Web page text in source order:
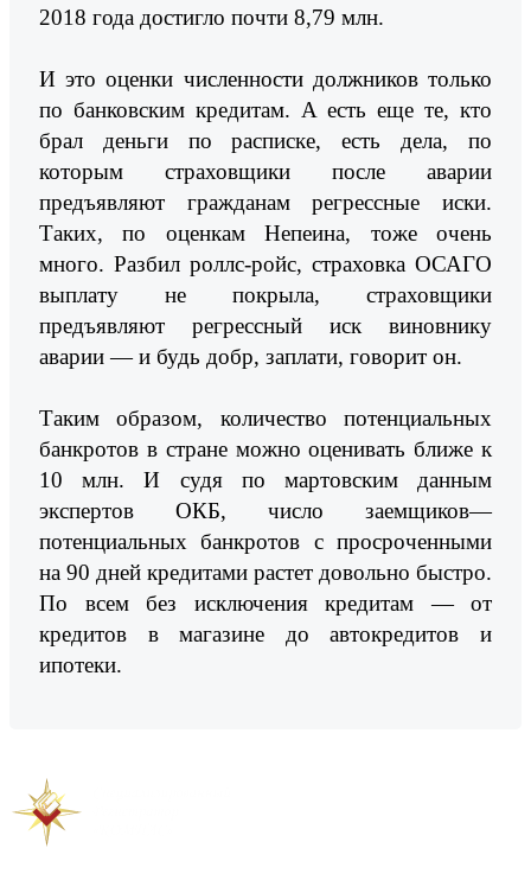
2018 года достигло почти 8,79 млн.
И это оценки численности должников только
по банковским кредитам. А есть еще те, кто
брал деньги по расписке, есть дела, по
которым страховщики после аварии
предъявляют гражданам регрессные иски.
Таких, по оценкам Непеина, тоже очень
много. Разбил роллс-ройс, страховка ОСАГО
выплату не покрыла, страховщики
предъявляют регрессный иск виновнику
аварии — и будь добр, заплати, говорит он.
Таким образом, количество потенциальных
банкротов в стране можно оценивать ближе к
10 млн. И судя по мартовским данным
экспертов ОКБ, число заемщиков—
потенциальных банкротов с просроченными
на 90 дней кредитами растет довольно быстро.
По всем без исключения кредитам — от
кредитов в магазине до автокредитов и
ипотеки.